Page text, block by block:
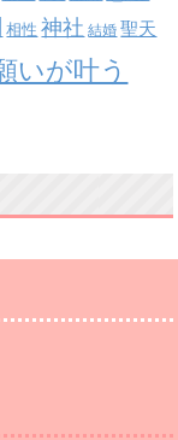
相性 神社 結婚 聖天
いが叶う